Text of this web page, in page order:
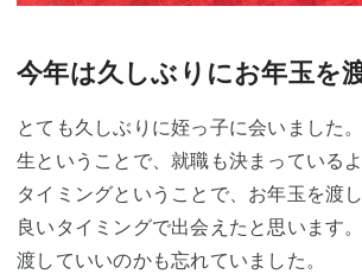
今年は久しぶりにお年玉を
とても久しぶりに姪っ子に会いました
生ということで、就職も決まっている
タイミングということで、お年玉を渡
良いタイミングで出会えたと思います
渡していいのかも忘れていました。